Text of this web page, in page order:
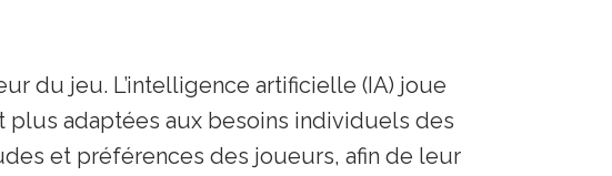
du jeu. L’intelligence artificielle (IA) joue
adaptées aux besoins individuels des
et préférences des joueurs, afin de leur